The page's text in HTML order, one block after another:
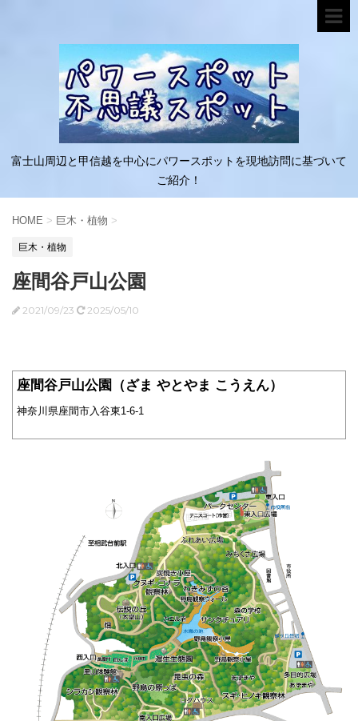
富士山周辺と甲信越を中心にパワースポットを現地訪問に基づいて
ご紹介！
HOME > 巨木・植物 >
巨木・植物
座間谷戸山公園
2021/09/23 2025/05/10
座間谷戸山公園（ざま やとやま こうえん）
神奈川県座間市入谷東1-6-1